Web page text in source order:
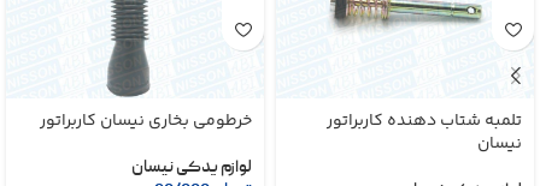
تلمبه شتاب دهنده کاربراتور
نیسان
خرطومی بخاری نیسان کاربراتور
لوازم یدکی نیسان